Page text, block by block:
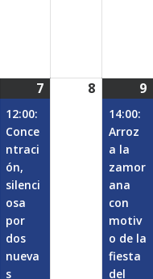
agosto
2026
event)
7 agosto
12:00:
Conce
ntraci
ón,
silenci
osa
por
dos
nueva
s
8 agosto
2026
9
14:00:
Arroz
a la
zamor
ana
con
motiv
o de la
fiesta
del